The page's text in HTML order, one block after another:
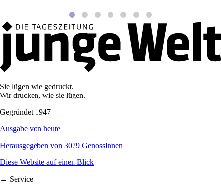
Sie lügen wie gedruckt.
Wir drucken, wie sie lügen.
Gegründet 1947
Ausgabe von heute
Herausgegeben von 3079 GenossInnen
Diese Website auf einen Blick
→ Service